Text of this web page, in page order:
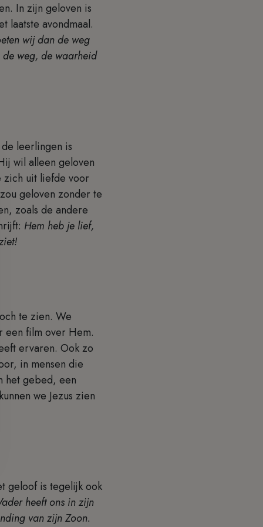
In zijn geloven is
laatste avondmaal.
wij dan de weg
de weg, de waarheid
de leerlingen is
wil alleen geloven
zich uit liefde voor
geloven zonder te
zoals de andere
Hem heb je lief,
te zien. We
een film over Hem.
ervaren. Ook zo
in mensen die
het gebed, een
we Jezus zien
geloof is tegelijk ook
heeft ons in zijn
van zijn Zoon.